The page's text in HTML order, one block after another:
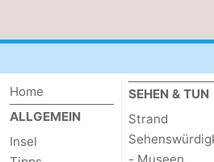
Home
ALLGEMEIN
Insel
SEHEN & TUN
Strand